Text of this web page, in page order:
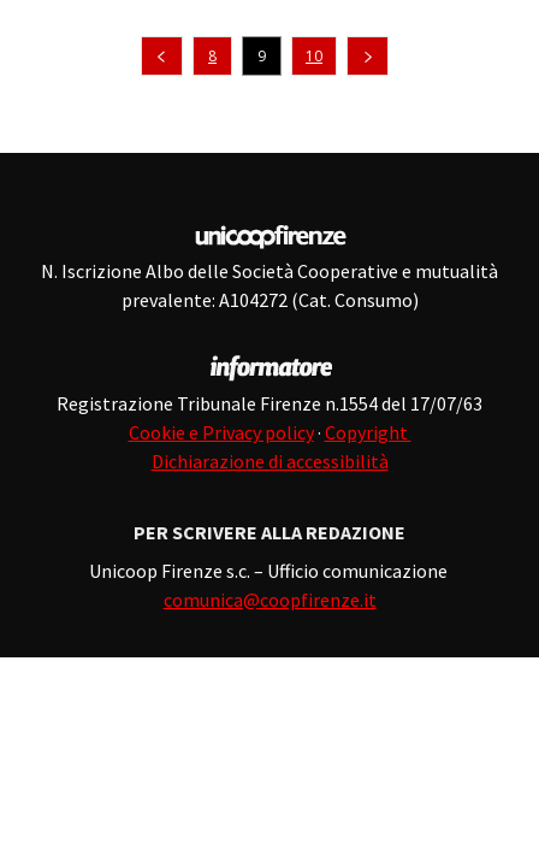
Pagina precedente
8 9 10
N. Iscrizione Albo delle Società Cooperative e mutualità
prevalente: A104272 (Cat. Consumo)
Registrazione Tribunale Firenze n.1554 del 17/07/63
Cookie e Privacy policy· Copyright
Dichiarazione di accessibilità
PER SCRIVERE ALLA REDAZIONE
Unicoop Firenze s.c. – Ufficio comunicazione
comunica@coopfirenze.it